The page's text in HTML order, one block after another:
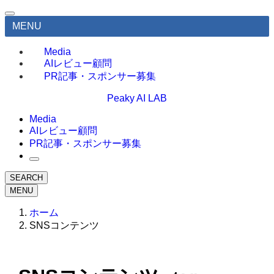
MENU
Media
AIレビュー顧問
PR記事・スポンサー募集
Peaky AI LAB
Media
AIレビュー顧問
PR記事・スポンサー募集
SEARCH
MENU
ホーム
SNSコンテンツ